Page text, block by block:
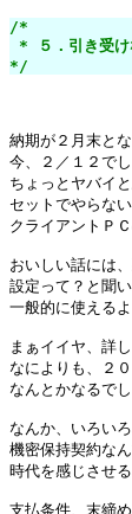
/*
* ５．引き受け
*/
納期が２月末とな
今、２／１２で
ちょっとヤバイ
セットでやらな
クライアントＰ
おいしい話には
設定って？と聞
一般的に使える
まぁイイヤ、詳
なによりも、２
なんとかなるで
なんか、いろい
機密保持契約な
時代を感じさせ
支払条件、末締